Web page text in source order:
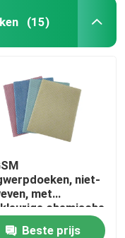
(15)
niet-
met
chemische
Beste prijs